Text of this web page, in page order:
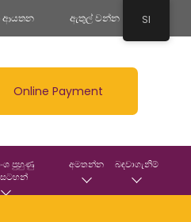
ආයතන ඇතුල් වන්න
Online Payment
පුහුණු
අමතන්න බඳවාගැනිම්
SI